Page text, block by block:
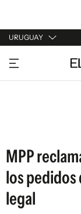
URUGUAY
URUGUAY
ARGENTINA
MPP
los pedidos
legal